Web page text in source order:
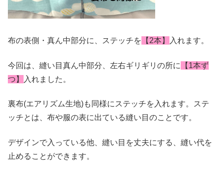
布の表側・真ん中部分に、ステッチを 【2本】 入れます。
今回は、縫い目真ん中部分、左右ギリギリの所に
【1本ず
つ】
入れました。
裏布(エアリズム生地)も同様にステッチを入れます。ステ
ッチとは、布や服の表に出ている縫い目のことです。
デザインで入っている他、縫い目を丈夫にする、縫い代を
止めることができます。